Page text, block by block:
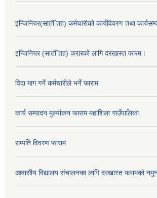
इन्जिनियर(सातौँ तह) कर्मचारीको कार्यविवरण तथा
इन्जिनियर (सातौँ तह) करारको लागि दरखास्त फारम।
विदा माग गर्ने कर्मचारीले भर्ने फाराम
कार्य सम्पादन मुल्यांकन फाराम महाशिला गाउँपालिका
सम्पति विवरण फाराम
आवासीय विद्यालय संचालनका लागि दरखास्त फरामको